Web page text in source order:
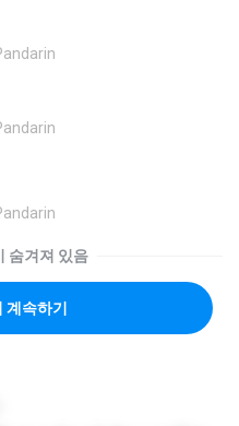
숨겨져 있음
계속하기